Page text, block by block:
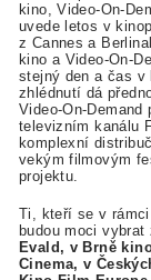
kino, Video-On-
uvede letos v
z Cannes a
kino a Video-On-
stejný den a čas v
zhlédnutí dá
Video-On-
televizním kanálu
komplexní
vekým filmovým
projektu.
Ti, kteří se v
budou moci
Evald, v Brně
Cinema, v